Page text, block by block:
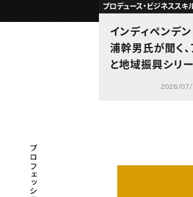
プロデュース・ビジネススキ
インディペンデ
浦幹男氏が聞く
と地域振興シリ
代の「エデュテ
2026/07/